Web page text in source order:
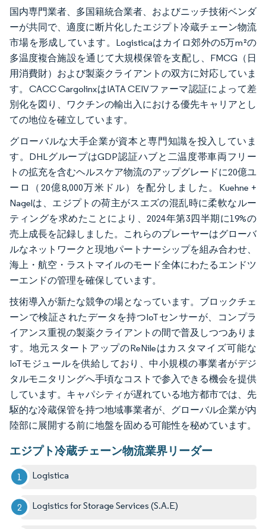
国内専門業者、多国籍統合業者、およびニッチ技術ベンダ
ーが共同で、適度に断片化したエジプト冷蔵チェーン物流
市場を形成しています。Logisticaはカイロ郊外の5万m²の
多温度複合施設を通じて大規模保管を支配し、FMCG（日
用消費財）および製薬クライアントの双方に対応していま
す。CACC CargolinxはIATA CEIVファーマ認証によって差
別化を図り、ワクチンの輸出入における優先キャリアとし
ての地位を確立しています。
グローバルな大手企業が資本と専門知識を投入していま
す。DHLグループはGDP認証ハブと二温度帯車両フリー
トの拡充を含むヘルスケア物流のアップグレードに20億ユ
ーロ（20億8,000万米ドル）を配分しました。Kuehne +
Nagelは、エジプトの荷主がスエズの混乱時に柔軟なルー
ティングを求めたことにより、2024年第3四半期に19%の
売上成長を記録しました。これらのプレーヤーはグローバ
ルなネットワークと現地パートナーシップを組み合わせ、
海上・航空・ラストマイルのモード全体にわたるエンドツ
ーエンドの管理を確保しています。
技術導入が新たな競争の場となっています。ブロックチェ
ーンで検証されたデータを持つIoTセンサーが、コンプラ
イアンス重視の製薬クライアントの間で普及しつつありま
す。地元スタートアップのReNileはカスタマイズ可能な
IoTモジュールを供給しており、中小規模の事業者がデジ
タルモニタリングへ手頃なコストで参入できる機会を提供
しています。キャパシティが遅れている地方都市では、先
駆的な冷蔵保管を持つ地域事業者が、グローバル企業が内
陸部に展開する前に地盤を固める可能性を秘めています。
エジプト冷蔵チェーン物流業界リーダー
Logistica
Logistics for Storage Services (S.A.E)